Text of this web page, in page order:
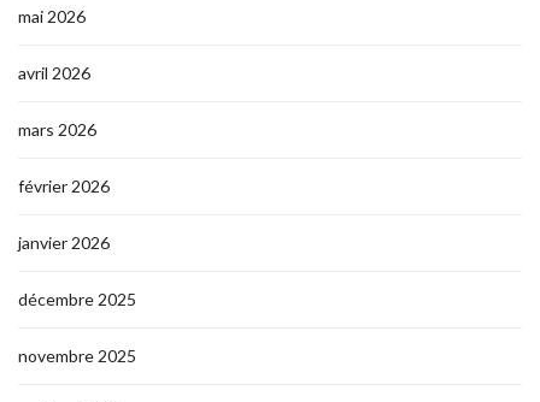
mai 2026
avril 2026
mars 2026
février 2026
janvier 2026
décembre 2025
novembre 2025